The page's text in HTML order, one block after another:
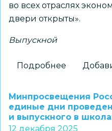
во всех отраслях
двери открыты».
Выпускной
Подробнее
Максим
Минпросвещения
единые дни
и выпускного в
12 декабря 2025